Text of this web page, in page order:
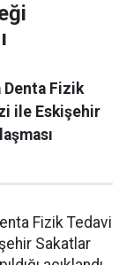
Fizik
ile Eskişehir
Fizik Tedavi
Sakatlar